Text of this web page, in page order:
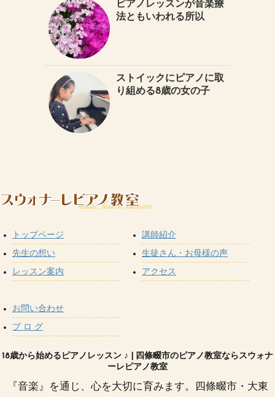
ピアノレッスンが音楽療
法ともいわれる所以
ストイックにピアノに取
り組める8歳の女の子
トップページ
先生の想い
レッスン案内
講師紹介
生徒さん・お母様の声
アクセス
お問い合わせ
ブ ロ グ
18歳から始めるピアノレッスン ♪ | 四條畷市のピアノ教室ならスウォナ
ーレピアノ教室
『音楽』を通じ、心を大切に育みます。四條畷市・大東